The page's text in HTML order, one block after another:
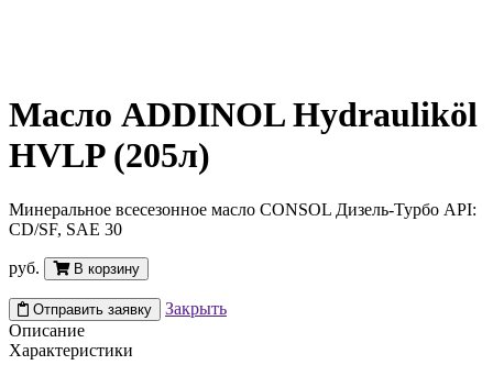
Масло ADDINOL Hydrauliköl
HVLP (205л)
Минеральное всесезонное масло CONSOL Дизель-Турбо API:
CD/SF, SAE 30
руб. В корзину
Отправить заявку
Закрыть
Описание
Характеристики